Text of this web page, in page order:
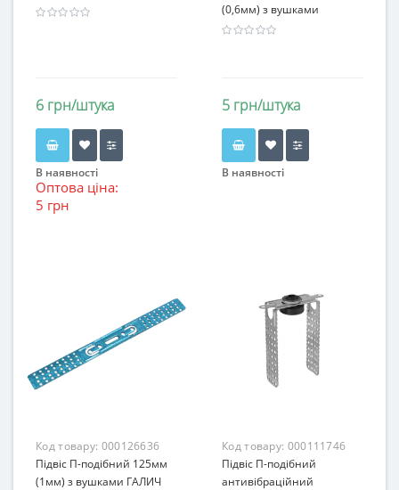
6 грн/штука
В наявності
Оптова ціна:
5 грн
(0,6мм) з вушками
5 грн/штука
В наявності
Код товару: 000126636
Підвіс П-подібний 125мм
(1мм) з вушками ГАЛИЧ
Код товару: 000111746
Підвіс П-подібний
антивібраційний